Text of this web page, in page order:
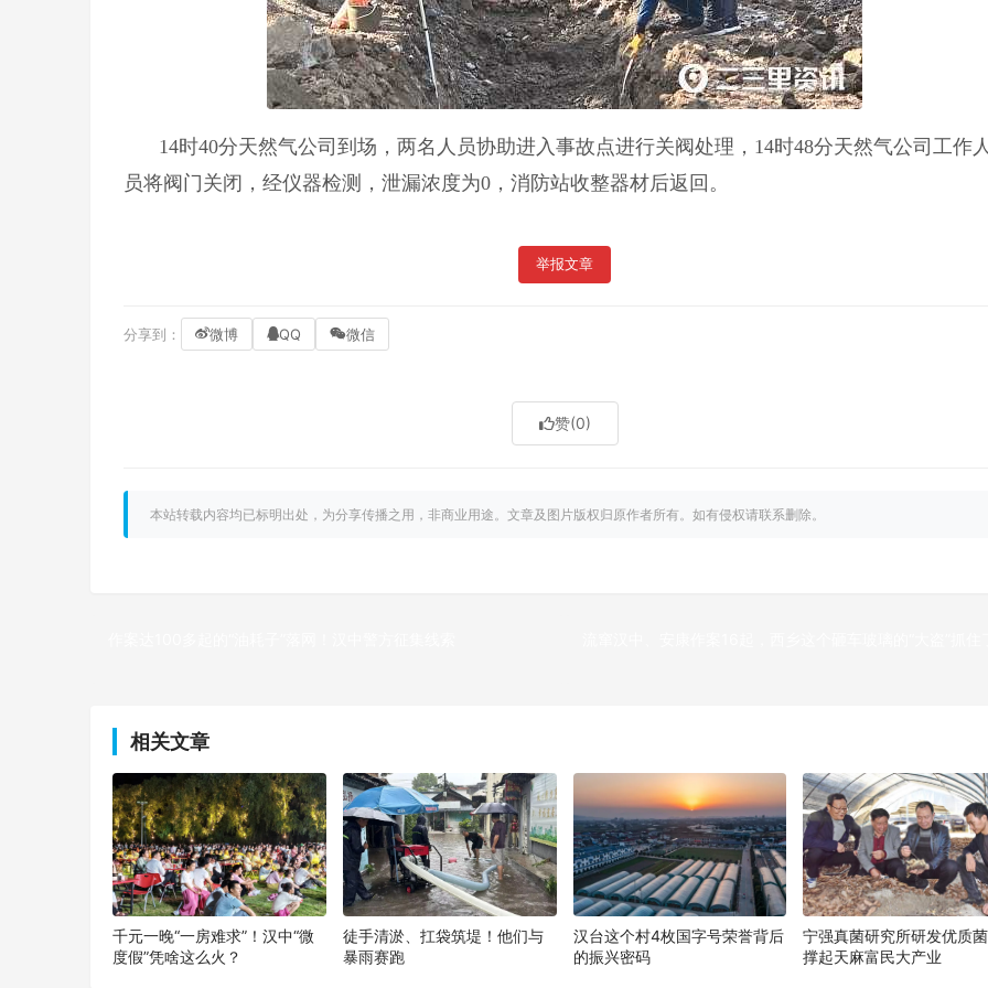
14时40分天然气公司到场，两名人员协助进入事故点进行关阀处理，14时48分天然气公司工作
员将阀门关闭，经仪器检测，泄漏浓度为0，消防站收整器材后返回。
举报文章
分享到： 微博 QQ 微信
赞(0)
本站转载内容均已标明出处，为分享传播之用，非商业用途。文章及图片版权归原作者所有。如有侵权请联系删除。
相关文章
千元一晚“一房难求”！汉中“微
度假”凭啥这么火？
徒手清淤、扛袋筑堤！他们与
暴雨赛跑
汉台这个村4枚国字号荣誉背后
的振兴密码
宁强真菌研究所研发优质
撑起天麻富民大产业